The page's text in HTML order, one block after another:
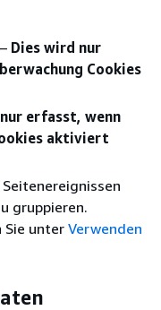
Dies wird nur
Cookies
erfasst, wenn
aktiviert
gruppieren.
unter Verwenden